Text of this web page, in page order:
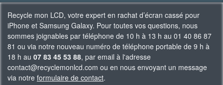
Recycle mon LCD, votre expert en rachat d’écran cassé pour
iPhone et Samsung Galaxy. Pour toutes vos questions, nous
sommes joignables par téléphone de 10 h à 13 h au 01 40 86 87
81 ou via notre nouveau numéro de téléphone portable de 9 h à
18 h au 07 83 45 53 88, par email à l'adresse
contact@recyclemonlcd.com ou en nous envoyant un message
via notre formulaire de contact.